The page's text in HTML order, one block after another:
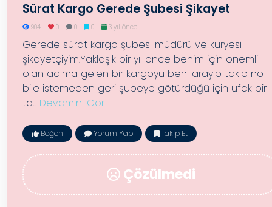
Sürat Kargo Gerede Şubesi Şikayet
904 0 0 0 3 yıl önce
Gerede sürat kargo şubesi müdürü ve kuryesi
şikayetçiyim.Yaklaşık bir yıl önce benim için önemli
olan adıma gelen bir kargoyu beni arayıp takip no
bile istemeden geri şubeye götürdüğü için ufak bir
ta... Devamını Gör
Beğen Yorum Yap Takip Et
Çözülmedi